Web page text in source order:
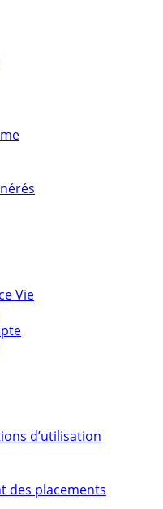
Vie
d’utilisation
des placements